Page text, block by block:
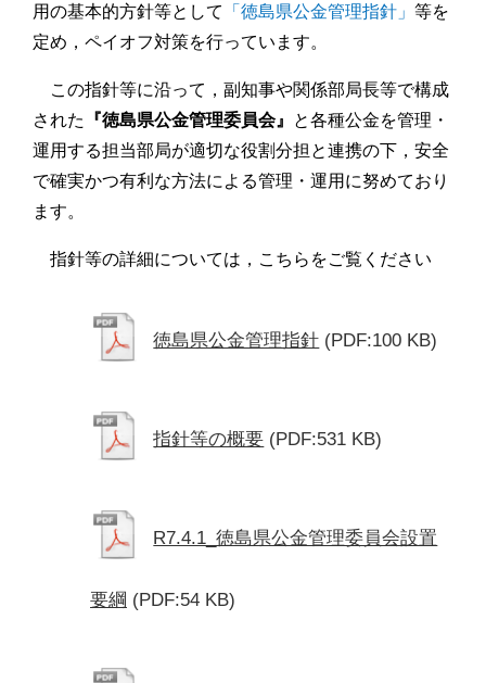
用の基本的方針等として
「徳島県公金管理指針」 等を
定め，ペイオフ対策を行っています。
この指針等に沿って，副知事や関係部局長等で構成
された
『徳島県公金管理委員会』
と各種公金を管理・
運用する担当部局が適切な役割分担と連携の下，安全
で確実かつ有利な方法による管理・運用に努めており
ます。
指針等の詳細については，こちらをご覧ください
徳島県公金管理指針 (PDF:100 KB)
指針等の概要 (PDF:531 KB)
R7.4.1_徳島県公金管理委員会設置
要綱 (PDF:54 KB)